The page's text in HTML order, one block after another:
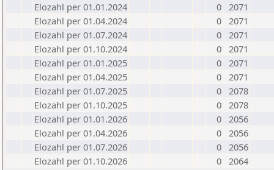
Elozahl per 01.01.2024
0 2071
Elozahl per 01.04.2024
0 2071
Elozahl per 01.07.2024
0 2071
Elozahl per 01.10.2024
0 2071
Elozahl per 01.01.2025
0 2071
Elozahl per 01.04.2025
0 2071
Elozahl per 01.07.2025
0 2078
Elozahl per 01.10.2025
0 2078
Elozahl per 01.01.2026
0 2056
Elozahl per 01.04.2026
0 2056
Elozahl per 01.07.2026
0 2056
Elozahl per 01.10.2026
0 2064